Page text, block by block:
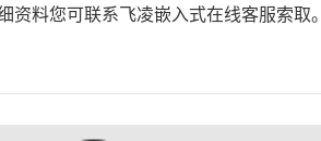
料您可联系飞凌嵌入式在线客服索取。